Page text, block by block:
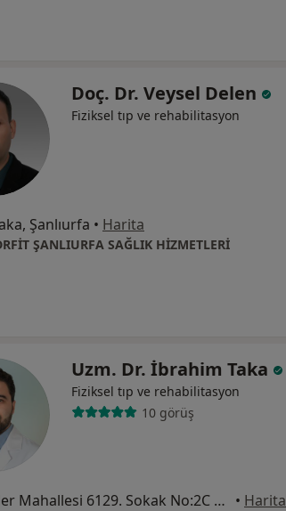
Doç. Dr. Veysel Delen
Fiziksel tıp ve rehabilitasyon
Şanlıurfa • Harita
ŞANLIURFA SAĞLIK HİZMETLERİ
Uzm. Dr. İbrahim Taka
Fiziksel tıp ve rehabilitasyon
10 görüş
Şenevler Mahallesi 6129. Sokak No:2C Karaköprü, Şanlıurfa • Harita